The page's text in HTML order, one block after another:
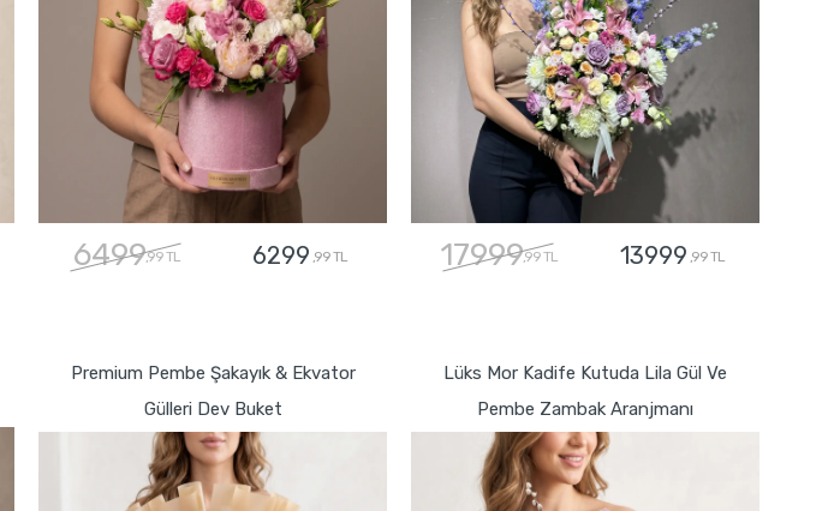
6499,99 TL 6299 ,99 TL 17999,99 TL 13999 ,99 TL
Premium Pembe Şakayık & Ekvator
Gülleri Dev Buket
Lüks Mor Kadife Kutuda Lila Gül Ve
Pembe Zambak Aranjmanı